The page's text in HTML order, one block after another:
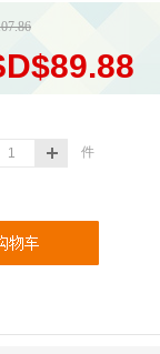
件